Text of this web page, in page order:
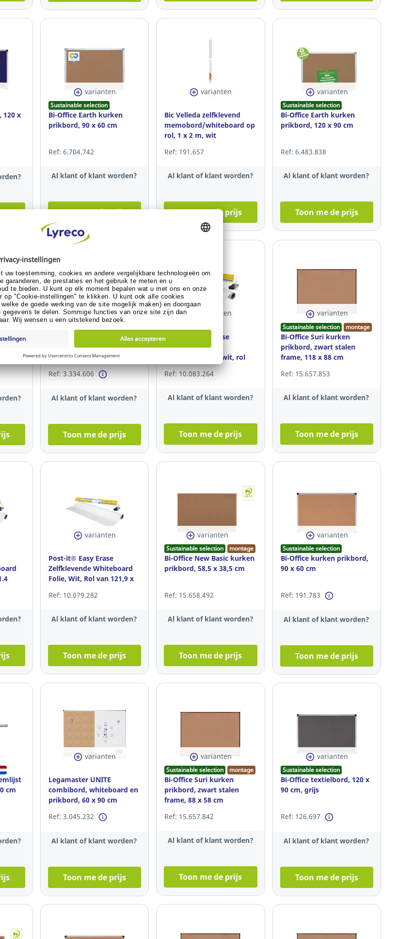
120 x
varianten
Sustainable selection
Bi-Office Earth kurken
prikbord, 90 x 60 cm
Ref: 6.704.742
Al klant of klant worden?
Toon me de prijs
varianten
Bic Velleda zelfklevend
memobord/whiteboard op
rol, 1 x 2 m, wit
Ref: 191.657
Al klant of klant worden?
Toon me de prijs
varianten
Sustainable selection
Bi-Office Earth kurken
prikbord, 120 x 90 cm
Ref: 6.483.838
Al klant of klant worden?
Toon me de prijs
varianten
combibord, whiteboard en
prikbord, 120 x 90 cm
Ref: 3.334.606
Al klant of klant worden?
Toon me de prijs
varianten
Post-it® Easy Erase
zelfklevende
whiteboardfolie, wit, rol
van 60,9 x 91,4 cm
Ref: 10.083.264
Al klant of klant worden?
Toon me de prijs
varianten
Sustainable selection montage
Bi-Office Suri kurken
prikbord, zwart stalen
frame, 118 x 88 cm
Ref: 15.657.853
Al klant of klant worden?
Toon me de prijs
varianten
Post-it® Easy Erase
Zelfklevende Whiteboard
Folie, Wit, Rol van 121,9 x
Ref: 10.079.282
Al klant of klant worden?
Toon me de prijs
varianten
Sustainable selection montage
Bi-Office New Basic kurken
prikbord, 58,5 x 38,5 cm
Ref: 15.658.492
Al klant of klant worden?
Toon me de prijs
varianten
Sustainable selection
Bi-Office kurken prikbord,
90 x 60 cm
Ref: 191.783
Al klant of klant worden?
Toon me de prijs
cm
varianten
Legamaster UNITE
combibord, whiteboard en
prikbord, 60 x 90 cm
Ref: 3.045.232
Al klant of klant worden?
Toon me de prijs
varianten
Sustainable selection montage
Bi-Office Suri kurken
prikbord, zwart stalen
frame, 88 x 58 cm
Ref: 15.657.842
Al klant of klant worden?
Toon me de prijs
varianten
Sustainable selection
Bi-Office textielbord, 120 x
90 cm, grijs
Ref: 126.697
Al klant of klant worden?
Toon me de prijs